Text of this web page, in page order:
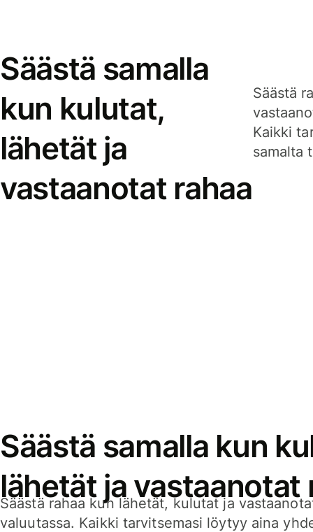
Säästä samalla
kun kulutat,
lähetät ja
vastaanotat rahaa
Säästä
Kaikki
samalta
Säästä samalla kun
lähetät ja vastaanotat
Säästä rahaa kun lähetät, kulutat ja
valuutassa. Kaikki tarvitsemasi löytyy aina